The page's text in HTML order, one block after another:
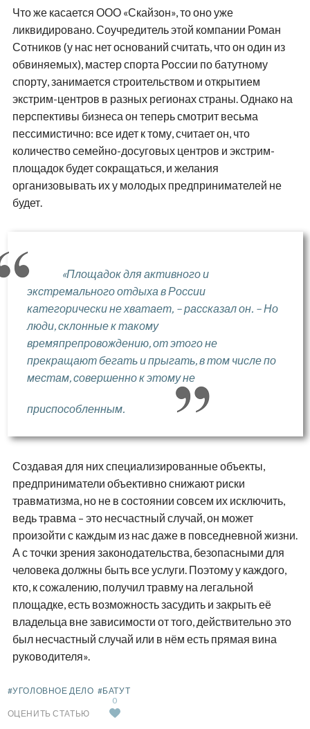
Что же касается ООО «Скайзон», то оно уже
ликвидировано. Соучредитель этой компании Роман
Сотников (у нас нет оснований считать, что он один из
обвиняемых), мастер спорта России по батутному
спорту, занимается строительством и открытием
экстрим-центров в разных регионах страны. Однако на
перспективы бизнеса он теперь смотрит весьма
пессимистично: все идет к тому, считает он, что
количество семейно-досуговых центров и экстрим-
площадок будет сокращаться, и желания
организовывать их у молодых предпринимателей не
будет.
«Площадок для активного и
экстремального отдыха в России
категорически не хватает, – рассказал он. – Но
люди, склонные к такому
времяпрепровождению, от этого не
прекращают бегать и прыгать, в том числе по
местам, совершенно к этому не
приспособленным.
Создавая для них специализированные объекты,
предприниматели объективно снижают риски
травматизма, но не в состоянии совсем их исключить,
ведь травма – это несчастный случай, он может
произойти с каждым из нас даже в повседневной жизни.
А с точки зрения законодательства, безопасными для
человека должны быть все услуги. Поэтому у каждого,
кто, к сожалению, получил травму на легальной
площадке, есть возможность засудить и закрыть её
владельца вне зависимости от того, действительно это
был несчастный случай или в нём есть прямая вина
руководителя».
#УГОЛОВНОЕ ДЕЛО #БАТУТ
ОЦЕНИТЬ СТАТЬЮ
0